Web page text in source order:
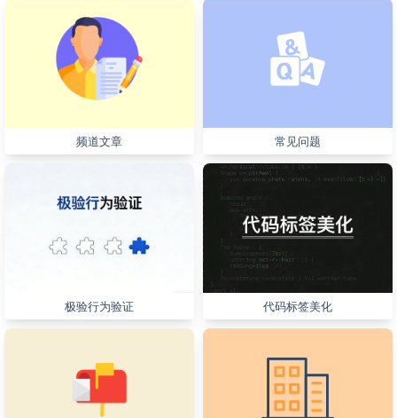
频道文章 常见问题
极验行为验证 代码标签美化